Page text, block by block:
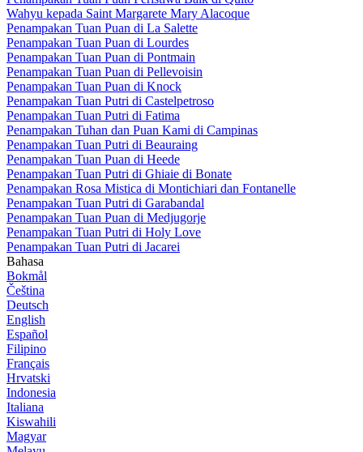
Wahyu kepada Saint Margarete Mary Alacoque
Penampakan Tuan Puan di La Salette
Penampakan Tuan Puan di Lourdes
Penampakan Tuan Puan di Pontmain
Penampakan Tuan Puan di Pellevoisin
Penampakan Tuan Puan di Knock
Penampakan Tuan Putri di Castelpetroso
Penampakan Tuan Putri di Fatima
Penampakan Tuhan dan Puan Kami di Campinas
Penampakan Tuan Putri di Beauraing
Penampakan Tuan Puan di Heede
Penampakan Tuan Putri di Ghiaie di Bonate
Penampakan Rosa Mistica di Montichiari dan Fontanelle
Penampakan Tuan Putri di Garabandal
Penampakan Tuan Puan di Medjugorje
Penampakan Tuan Putri di Holy Love
Penampakan Tuan Putri di Jacarei
Bahasa
Bokmål
Čeština
Deutsch
English
Español
Filipino
Français
Hrvatski
Indonesia
Italiana
Kiswahili
Magyar